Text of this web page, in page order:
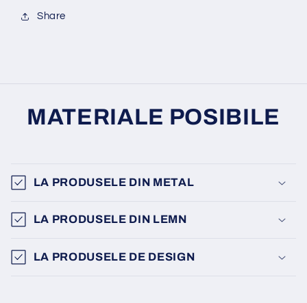
Share
MATERIALE POSIBILE
LA PRODUSELE DIN METAL
LA PRODUSELE DIN LEMN
LA PRODUSELE DE DESIGN